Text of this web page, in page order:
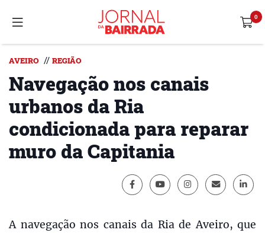
AVEIRO // REGIÃO
Navegação nos canais
urbanos da Ria
condicionada para reparar
muro da Capitania
A navegação nos canais da Ria de Aveiro, que